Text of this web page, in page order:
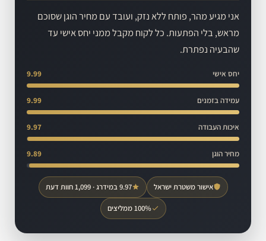
אני מגיע מהר, פותח ללא נזק, ועובד עם מחיר הוגן שסוכם
מראש, בלי הפתעות. כל לקוח מקבל ממני יחס אישי עד
שהבעיה נפתרת.
יחס אישי 9.99
עמידה בזמנים 9.99
איכות העבודה 9.97
מחיר הוגן 9.89
אישור משטרת ישראל 9.97 במידרג · 1,099 חוות דעת
100% ממליצים